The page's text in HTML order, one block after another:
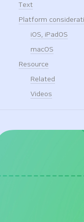
Text
Platform
iOS, iPadOS
macOS
Resource
Related
Videos